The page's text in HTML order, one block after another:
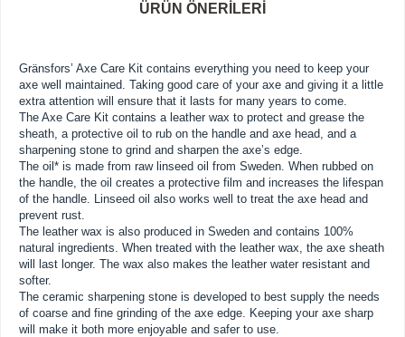
ÜRÜN ÖNERILERI
Gränsfors’ Axe Care Kit contains everything you need to keep your
axe well maintained. Taking good care of your axe and giving it a little
extra attention will ensure that it lasts for many years to come.
The Axe Care Kit contains a leather wax to protect and grease the
sheath, a protective oil to rub on the handle and axe head, and a
sharpening stone to grind and sharpen the axe’s edge.
The oil* is made from raw linseed oil from Sweden. When rubbed on
the handle, the oil creates a protective film and increases the lifespan
of the handle. Linseed oil also works well to treat the axe head and
prevent rust.
The leather wax is also produced in Sweden and contains 100%
natural ingredients. When treated with the leather wax, the axe sheath
will last longer. The wax also makes the leather water resistant and
softer.
The ceramic sharpening stone is developed to best supply the needs
of coarse and fine grinding of the axe edge. Keeping your axe sharp
will make it both more enjoyable and safer to use.